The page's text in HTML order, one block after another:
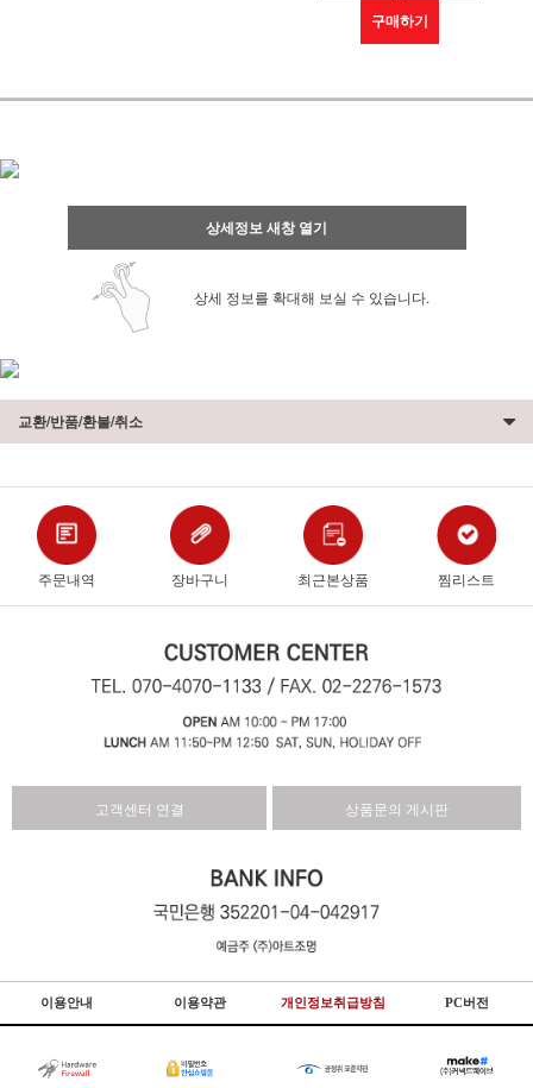
구매하기
상세정보 새창 열기
상세 정보를 확대해 보실 수 있습니다.
교환/반품/환불/취소
주문내역 장바구니 최근본상품 찜리스트
고객센터 연결 상품문의 게시판
이용안내 이용약관 개인정보취급방침 PC버전